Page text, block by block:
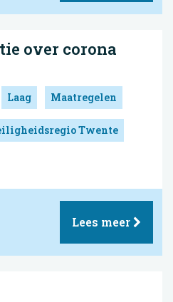
over corona
Laag Maatregelen
Twente
Lees meer